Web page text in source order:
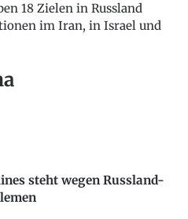
18 Zielen in Russland
im Iran, in Israel und
steht wegen Russland-